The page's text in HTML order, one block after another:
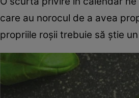
care au norocul de a avea
propriile roșii trebuie să știe